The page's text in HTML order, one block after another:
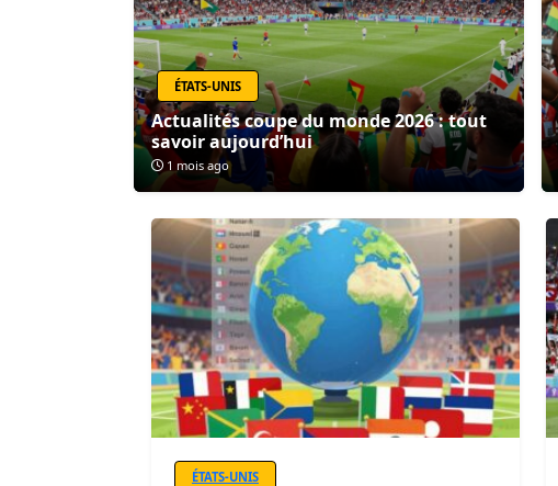
ÉTATS-UNIS
Actualités coupe du monde 2026 : tout
savoir aujourd’hui
1 mois ago
ÉTATS-UNIS